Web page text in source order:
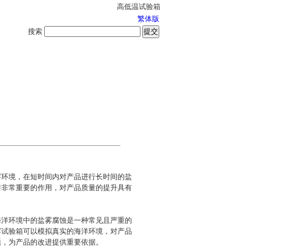
高低温试验箱
繁体版
搜索
境，在短时间内对产品进行长时间的盐
常重要的作用，对产品质量的提升具有
环境中的盐雾腐蚀是一种常见且严重的
验箱可以模拟真实的海洋环境，对产品
为产品的改进提供重要依据。